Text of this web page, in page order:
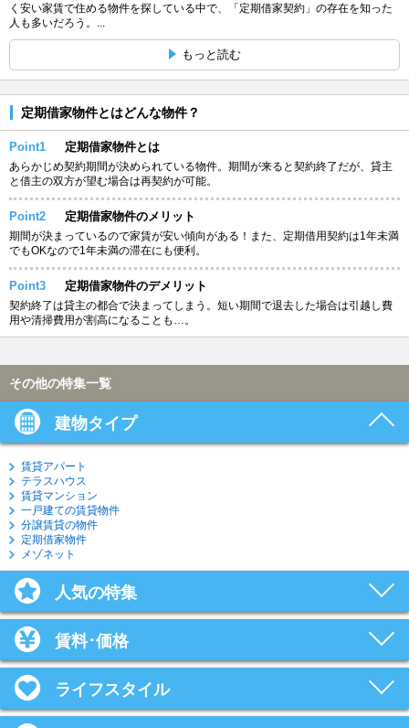
く安い家賃で住める物件を探している中で、「定期借家契約」の存在を知った
人も多いだろう。...
もっと読む
定期借家物件とはどんな物件？
Point1 定期借家物件とは
あらかじめ契約期間が決められている物件。期間が来ると契約終了だが、貸主
と借主の双方が望む場合は再契約が可能。
Point2 定期借家物件のメリット
期間が決まっているので家賃が安い傾向がある！また、定期借用契約は1年未満
でもOKなので1年未満の滞在にも便利。
Point3 定期借家物件のデメリット
契約終了は貸主の都合で決まってしまう。短い期間で退去した場合は引越し費
用や清掃費用が割高になることも…。
その他の特集一覧
建物タイプ
賃貸アパート
テラスハウス
賃貸マンション
一戸建ての賃貸物件
分譲賃貸の物件
定期借家物件
メゾネット
人気の特集
賃料･価格
ライフスタイル